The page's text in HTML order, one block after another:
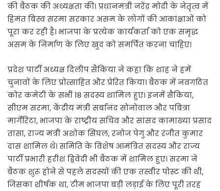
की बैठक की अध्यक्षता की। प्रधानमंत्री नरेंद्र मोदी के नेतृत्व में
हिमंत बिस्व सरमा सरकार असम के लोगों की आकांक्षाओं को
पूरा कर रही है। भाजपा के प्रत्येक कार्यकर्ता को एक समृद्ध
असम के निर्माण के लिए खुद को समर्पित करना चाहिए।
प्रदेश पार्टी अध्यक्ष दिलीप सैकिया ने कहा कि शाह ने हमें
चुनावों के लिए प्रोत्साहित और प्रेरित किया। बैठक में नवगठित
कोर कमेटी के सभी 18 सदस्य शामिल हुए। इनमें सैकिया,
सीएम सरमा, केंद्रीय मंत्री सर्बानंद सोनोवाल और पबित्रा
मार्गेरिटा, भाजपा के राष्ट्रीय सचिव और सांसद कामाख्या प्रसाद
तासा, राज्य मंत्री अशोक सिंघल, रनोज पेगु और रंजीत कुमार
दास शामिल थे। समिति के विशेष आमंत्रित सदस्य और राज्य
पार्टी प्रभारी हरीश द्विवेदी भी बैठक में शामिल हुए। सरमा ने
बैठक शुरू होने से पहले सदस्यों की एक तस्वीर पोस्ट की थी,
जिसका शीर्षक था, टीम भाजपा बड़ी लड़ाई के लिए पूरी तरह